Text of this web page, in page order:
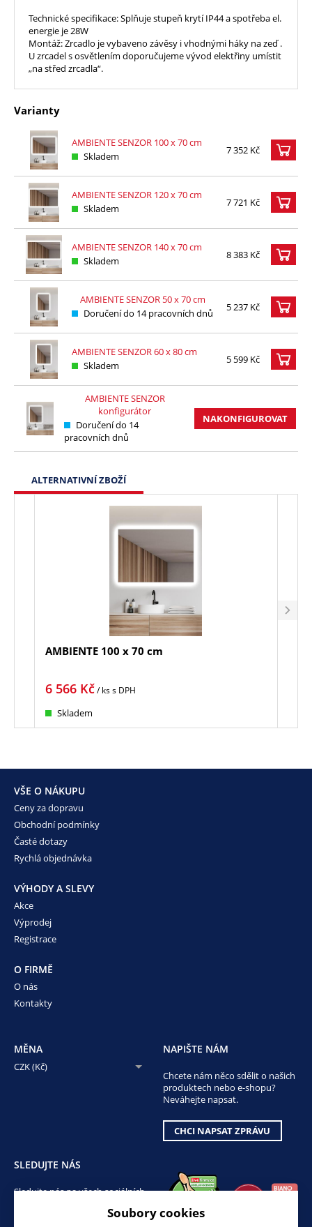
Technické specifikace: Splňuje stupeň krytí IP44 a spotřeba el.
energie je 28W
Montáž: Zrcadlo je vybaveno závěsy i vhodnými háky na zeď .
U zrcadel s osvětlením doporučujeme vývod elektřiny umístit
„na střed zrcadla“.
Varianty
AMBIENTE SENZOR 100 x 70 cm
Skladem
7 352 Kč
AMBIENTE SENZOR 120 x 70 cm
Skladem
7 721 Kč
AMBIENTE SENZOR 140 x 70 cm
Skladem
8 383 Kč
AMBIENTE SENZOR 50 x 70 cm
Doručení do 14 pracovních dnů
5 237 Kč
AMBIENTE SENZOR 60 x 80 cm
Skladem
5 599 Kč
AMBIENTE SENZOR
konfigurátor
Doručení do 14
pracovních dnů
NAKONFIGUROVAT
ALTERNATIVNÍ ZBOŽÍ
AMBIENTE 100 x 70 cm
6 566 Kč/ kss DPH
Skladem
VŠE O NÁKUPU
Ceny za dopravu
Obchodní podmínky
Časté dotazy
Rychlá objednávka
VÝHODY A SLEVY
Akce
Výprodej
Registrace
O FIRMĚ
O nás
Kontakty
MĚNA
CZK (Kč)
NAPIŠTE NÁM
Chcete nám něco sdělit o našich
produktech nebo e-shopu?
Neváhejte napsat.
CHCI NAPSAT ZPRÁVU
SLEDUJTE NÁS
Sledujte nás na všech sociálních
Soubory cookies